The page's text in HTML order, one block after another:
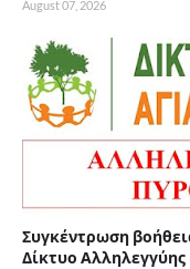
August 07, 2026
Συγκέντρωση
Δίκτυο Αλληλεγγύης